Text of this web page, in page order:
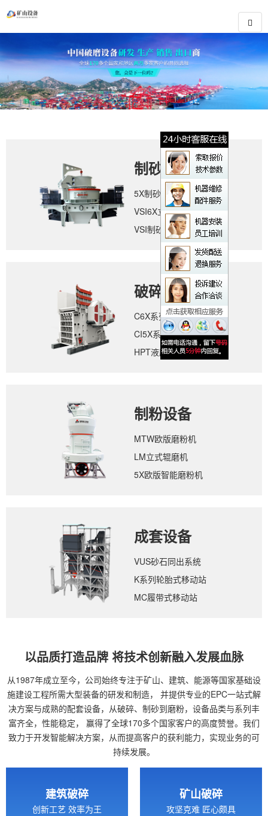
制砂设备
5X制砂机
VSI6X立轴冲击式破碎机
VSI制砂机
破碎设备
C6X系列颚式破碎机
CI5X系列反击式破碎机
HPT液压圆锥破碎机
制粉设备
MTW欧版磨粉机
LM立式辊磨机
5X欧版智能磨粉机
成套设备
VUS砂石同出系统
K系列轮胎式移动站
MC履带式移动站
以品质打造品牌 将技术创新融入发展血脉
从1987年成立至今，公司始终专注于矿山、建筑、能源等国家基础设
施建设工程所需大型装备的研发和制造，
并提供专业的EPC一站式解
决方案与成熟的配套设备，从破碎、制砂到磨粉，设备品类与系列丰
富齐全，性能稳定，
赢得了全球170多个国家客户的高度赞誉。我们
致力于开发智能解决方案，从而提高客户的获利能力，实现业务的可
持续发展。
建筑破碎
创新工艺 效率为王
矿山破碎
攻坚克难 匠心颇具